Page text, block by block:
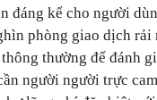
đáng kể cho người
phòng giao dịch rải
thường để đánh
người người trực